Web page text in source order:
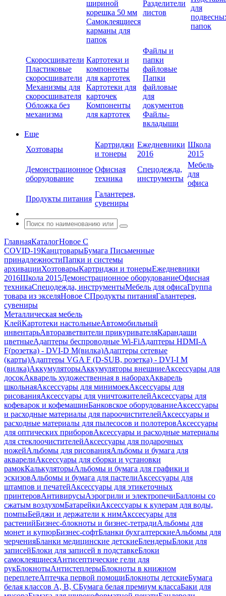
шириной
корешка 50 мм
Самоклеящиеся
карманы для
папок
Разделители
листов
для
папок
Скоросшиватели
Пластиковые
скоросшиватели
Механизмы для
скоросшивателя
Обложка без
механизма
Картотеки и
компоненты
для картотек
Картотеки для
карточек
Компоненты
для картотек
Файлы и
папки
файловые
Папки
файловые
для
документов
Файлы-
вкладыши
Еще
Хозтовары
Картриджи
и тонеры
Ежедневники
2016
Школа
2015
Демонстрационное
оборудование
Офисная
техника
Спецодежда,
инструменты
Мебель
для
офиса
Продукты питания
Галантерея,
сувениры
ГлавнаяКаталогНовое С
COVID-19КанцтоварыБумага Письменные
принадлежностиПапки и системы
архивацииХозтоварыКартриджи и тонерыЕжедневники
2016Школа 2015Демонстрационное оборудованиеОфисная
техникаСпецодежда, инструментыМебель для офисаГруппа
товара из экселяНовое СПродукты питанияГалантерея,
сувениры
Металлическая мебель
КлейКартотеки настольныеАвтомобильный
инвентарьАвторазветвители прикуривателяКарандаши
цветныеАдаптеры беспроводные Wi-FiАдаптеры HDMI-A
F(розетка) - DVI-D M(вилка)Адаптеры сетевые
(карты)Адаптеры VGA F (D-SUB, розетка) - DVI-I M
(вилка)АккумуляторыАккумуляторы внешниеАксессуары для
досокАкварель художественная в наборахАкварель
школьнаяАксессуары для минимоекАксессуары для
рисованияАксессуары для уничтожителейАксессуары для
кофеварок и кофемашинБанковское оборудованиеАксессуары
и расходные материалы для пароочистителейАксессуары и
расходные материалы для пылесосов и полотеровАксессуары
для оптических приборовАксессуары и расходные материалы
для стеклоочистителейАксессуары для подарочных
ножейАльбомы для рисованияАльбомы и бумага для
акварелиАксессуары для сборки и установки
рамокКалькуляторыАльбомы и бумага для графики и
эскизовАльбомы и бумага для пастелиАксессуары для
штампов и печатейАксессуары для этикеточных
принтеровАнтивирусыАэрогрили и электропечиБаллоны со
сжатым воздухомБатарейкиАксессуары к кулерам для воды,
помпыБейджи и держатели к нимАкссесуары для
растенийБизнес-блокноты и бизнес-тетрадиАльбомы для
монет и купюрБизнес-софтБланки бухгалтерскиеАльбомы для
черченияБланки медицинские детскиеБлендерыБлоки для
записейБлоки для записей в подставкеБлоки
самоклеящиесяАнтисептические гели для
рукБлокнотыАнтистеплерыБлокноты в книжном
переплетеАптечка первой помощиБлокноты детскиеБумага
белая классов А, В, СБумага белая премиум классаБаки для